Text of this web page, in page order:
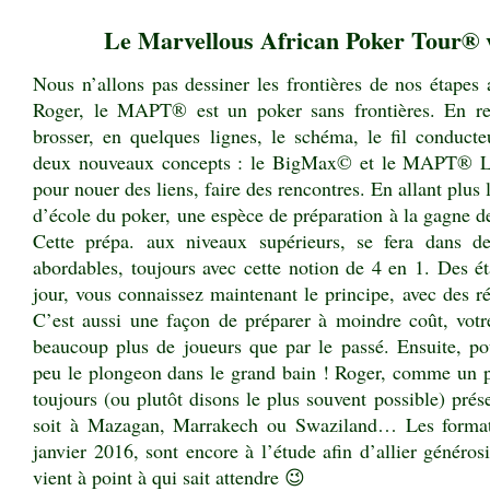
Le Marvellous African Poker Tour®
Nous n’allons pas dessiner les frontières de nos
Roger, le MAPT® est un poker sans frontières. En
brosser, en quelques lignes, le schéma, le fil
deux nouveaux concepts : le BigMax© et le MAPT®
pour nouer des liens, faire des rencontres. En allant plus
d’école du poker, une espèce de préparation à la gagne
Cette prépa. aux niveaux supérieurs, se fera dans
abordables, toujours avec cette notion de 4 en 1. Des
jour, vous connaissez maintenant le principe, avec des
C’est aussi une façon de préparer à moindre coût,
beaucoup plus de joueurs que par le passé. Ensuite,
peu le plongeon dans le grand bain ! Roger, comme un
toujours (ou plutôt disons le plus souvent possible)
soit à Mazagan, Marrakech ou Swaziland… Les
janvier 2016, sont encore à l’étude afin d’allier
vient à point à qui sait attendre 😉